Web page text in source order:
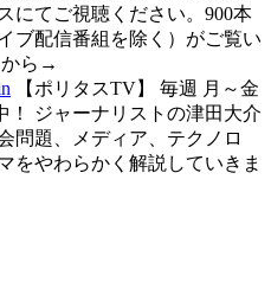
にてご視聴ください。900本
ブ配信番組を除く）がご覧い
から→
【ポリタスTV】 毎週 月～金
！ ジャーナリストの津田大介
問題、メディア、テクノロ
をやわらかく解説していきま